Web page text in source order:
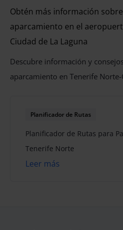
Obtén más información
aparcamiento en el
Ciudad de La Laguna
Descubre información y
aparcamiento en Tenerife
Planificador de Rutas
Planificador de Rutas para
Tenerife Norte
Leer más